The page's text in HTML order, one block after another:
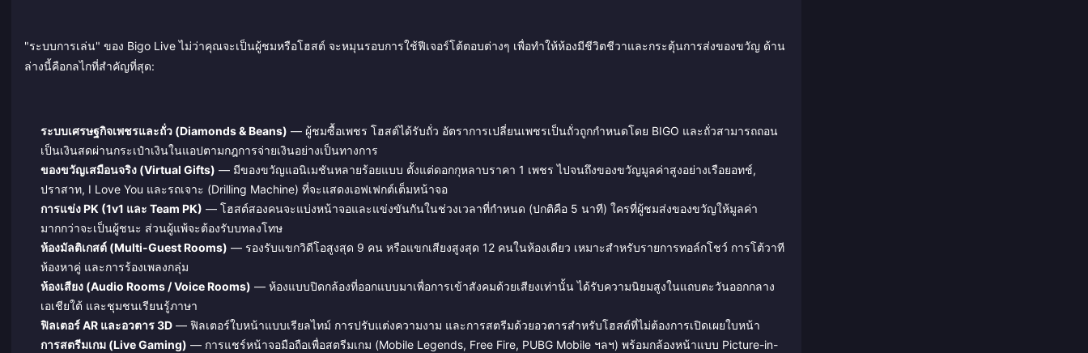
"ระบบการเล่น" ของ Bigo Live ไม่ว่าคุณจะเป็นผู้ชมหรือโฮสต์ จะหมุนรอบการใช้ฟีเจอร์โต้ตอบต่างๆ เพื่อทำให้ห้องมีชีวิตชีวาและกระตุ้นการส่งของขวัญ ด้าน
ล่างนี้คือกลไกที่สำคัญที่สุด:
ระบบเศรษฐกิจเพชรและถั่ว (Diamonds & Beans) — ผู้ชมซื้อเพชร โฮสต์ได้รับถั่ว อัตราการเปลี่ยนเพชรเป็นถั่วถูกกำหนดโดย BIGO และถั่วสามารถถอน
เป็นเงินสดผ่านกระเป๋าเงินในแอปตามกฎการจ่ายเงินอย่างเป็นทางการ
ของขวัญเสมือนจริง (Virtual Gifts) — มีของขวัญแอนิเมชันหลายร้อยแบบ ตั้งแต่ดอกกุหลาบราคา 1 เพชร ไปจนถึงของขวัญมูลค่าสูงอย่างเรือยอทช์,
ปราสาท, I Love You และรถเจาะ (Drilling Machine) ที่จะแสดงเอฟเฟกต์เต็มหน้าจอ
การแข่ง PK (1v1 และ Team PK) — โฮสต์สองคนจะแบ่งหน้าจอและแข่งขันกันในช่วงเวลาที่กำหนด (ปกติคือ 5 นาที) ใครที่ผู้ชมส่งของขวัญให้มูลค่า
มากกว่าจะเป็นผู้ชนะ ส่วนผู้แพ้จะต้องรับบทลงโทษ
ห้องมัลติเกสต์ (Multi-Guest Rooms) — รองรับแขกวิดีโอสูงสุด 9 คน หรือแขกเสียงสูงสุด 12 คนในห้องเดียว เหมาะสำหรับรายการทอล์กโชว์ การโต้วาที
ห้องหาคู่ และการร้องเพลงกลุ่ม
ห้องเสียง (Audio Rooms / Voice Rooms) — ห้องแบบปิดกล้องที่ออกแบบมาเพื่อการเข้าสังคมด้วยเสียงเท่านั้น ได้รับความนิยมสูงในแถบตะวันออกกลาง
เอเชียใต้ และชุมชนเรียนรู้ภาษา
ฟิลเตอร์ AR และอวตาร 3D— ฟิลเตอร์ใบหน้าแบบเรียลไทม์ การปรับแต่งความงาม และการสตรีมด้วยอวตารสำหรับโฮสต์ที่ไม่ต้องการเปิดเผยใบหน้า
การสตรีมเกม (Live Gaming) — การแชร์หน้าจอมือถือเพื่อสตรีมเกม (Mobile Legends, Free Fire, PUBG Mobile ฯลฯ) พร้อมกล้องหน้าแบบ Picture-in-